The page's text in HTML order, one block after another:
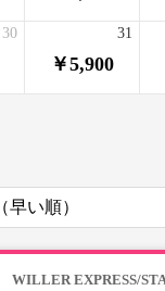
30
￥5,900
31
WILLER EXPRESS/